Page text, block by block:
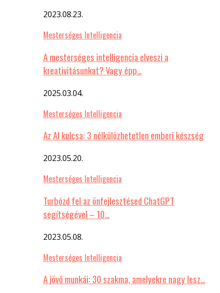
2023.08.23.
Mesterséges Intelligencia
A mesterséges intelligencia elveszi a
kreativitásunkat? Vagy épp…
2025.03.04.
Mesterséges Intelligencia
Az AI kulcsa: 3 nélkülözhetetlen emberi készség
2023.05.20.
Mesterséges Intelligencia
Turbózd fel az önfejlesztésed ChatGPT
segítségével – 10…
2023.05.08.
Mesterséges Intelligencia
A jövő munkái: 30 szakma, amelyekre nagy lesz…